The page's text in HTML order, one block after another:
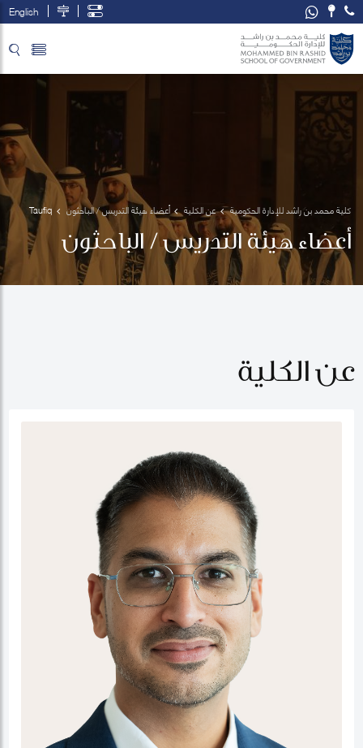
English
كلية محمد بن راشد للإدارة الحكومية عن الكلية أعضاء هيئة التدريس / الباحثون
Taufiq
Rahim
أعضاء هيئة التدريس / الباحثون
عن الكلية